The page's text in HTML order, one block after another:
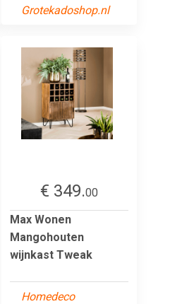
Grotekadoshop.nl
€ 349.00
Max Wonen
Mangohouten
wijnkast Tweak
Homedeco